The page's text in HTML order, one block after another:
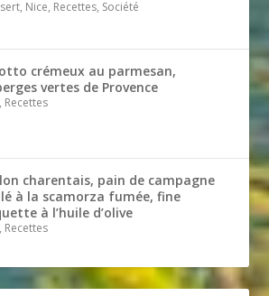
Nice, Recettes, Société
crémeux au parmesan,
vertes de Provence
Recettes
charentais, pain de campagne
à la scamorza fumée, fine
à l’huile d’olive
Recettes